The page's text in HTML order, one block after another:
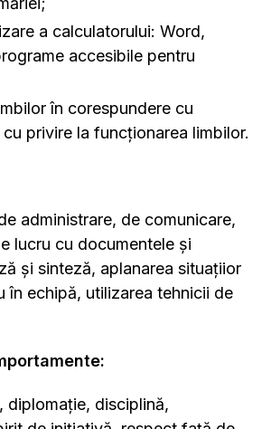
a calculatorului: Word,
accesibile pentru
în corespundere cu
privire la funcţionarea limbilor.
administrare, de comunicare,
lucru cu documentele şi
şi sinteză, aplanarea situaţiior
în echipă, utilizarea tehnicii de
diplomaţie, disciplină,